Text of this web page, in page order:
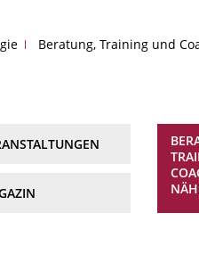
Beratung, Training und